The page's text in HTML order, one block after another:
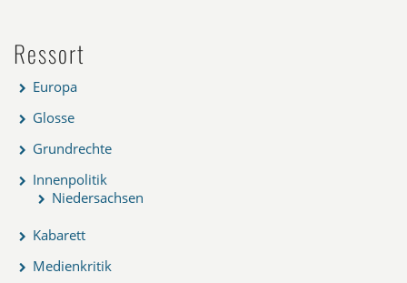
Ressort
Europa
Glosse
Grundrechte
Innenpolitik
Niedersachsen
Kabarett
Medienkritik